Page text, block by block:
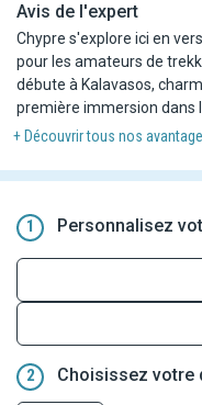
Avis de l'expert
Chypre s'explore ici en
pour les amateurs de
débute à Kalavasos,
première immersion dans
ensuite les montagnes du
les gorges et les eaux
ressourçant.
près de ses paysages
+ Découvrir tous nos
1 Personnalisez
2 Choisissez votre